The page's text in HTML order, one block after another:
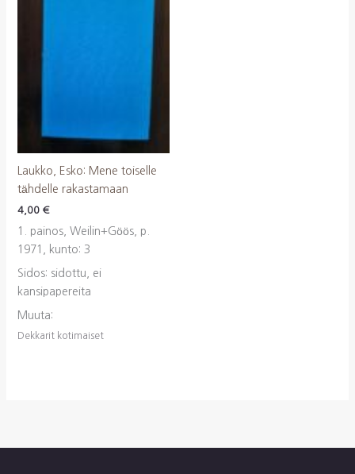
Laukko, Esko: Mene toiselle
tähdelle rakastamaan
4,00 €
1. painos, Weilin+Göös, p.
1971, kunto: 3
Sidos: sidottu, ei
kansipapereita
Muuta:
Dekkarit kotimaiset